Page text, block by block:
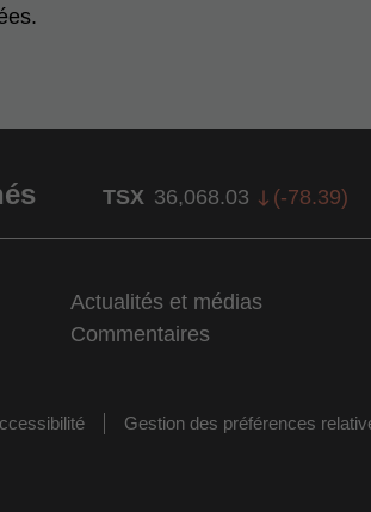
TSX 36,068.03 (-78.39)
Actualités et médias
Commentaires
Gestion des préférences